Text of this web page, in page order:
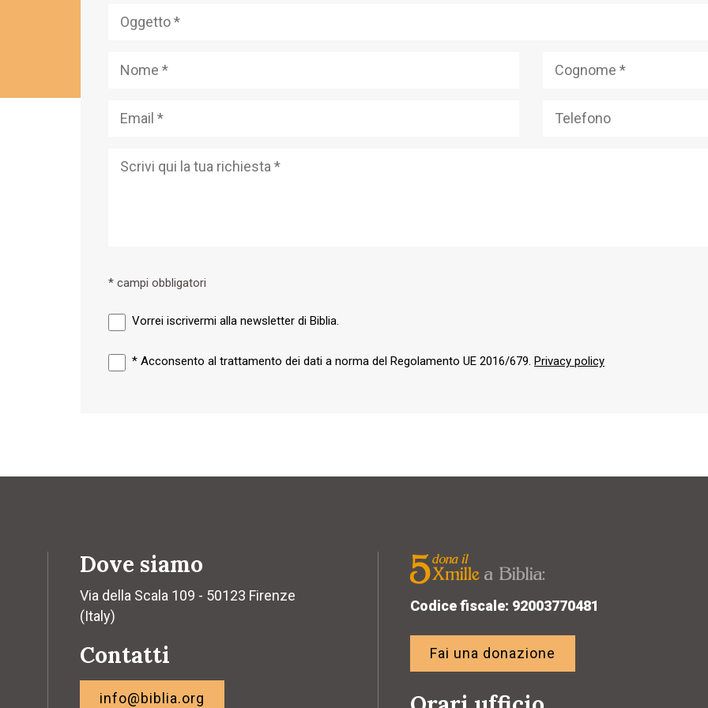
* campi obbligatori
Vorrei iscrivermi alla newsletter di Biblia.
* Acconsento al trattamento dei dati a norma del Regolamento UE 2016/679. Privacy policy
Dove siamo
Via della Scala 109 - 50123 Firenze
(Italy)
Contatti
info@biblia.org
Codice fiscale: 92003770481
Fai una donazione